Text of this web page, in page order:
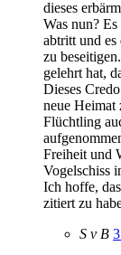
dieses
Was nun?
abtritt und es
zu
gelehrt hat,
Dieses
neue Heimat
Flüchtling
Freiheit und
Vogelschiss
Ich hoffe,
zitiert zu
S v B